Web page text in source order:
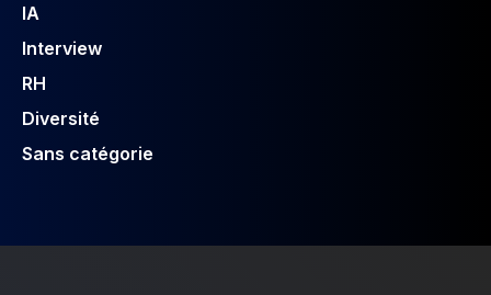
IA
Interview
RH
Diversité
Sans catégorie